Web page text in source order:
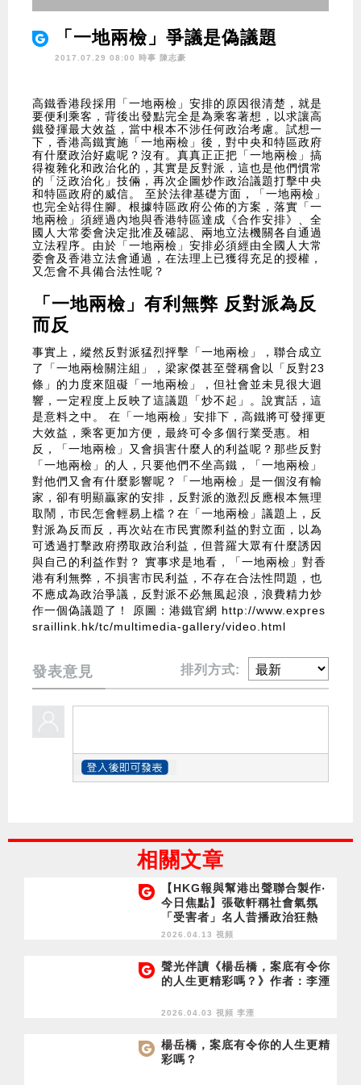
「一地兩檢」爭議是偽議題
2017.07.29 08:00 時事 陳志豪
高鐵香港段採用「一地兩檢」安排的原因很清楚，就是
要便利乘客，背後出發點完全是為乘客著想，以求讓高
鐵發揮最大效益，當中根本不涉任何政治考慮。試想一
下，香港高鐵實施「一地兩檢」後，對中央和特區政府
有什麼政治好處呢？沒有。真真正正把「一地兩檢」搞
得複雜化和政治化的，其實是反對派，這也是他們慣常
的「泛政治化」技倆，再次企圖炒作政治議題打擊中央
和特區政府的威信。 至於法律基礎方面，「一地兩檢」
也完全站得住腳。根據特區政府公佈的方案，落實「一
地兩檢」須經過內地與香港特區達成《合作安排》、全
國人大常委會決定批准及確認、兩地立法機關各自通過
立法程序。由於「一地兩檢」安排必須經由全國人大常
委會及香港立法會通過，在法理上已獲得充足的授權，
又怎會不具備合法性呢？
「一地兩檢」有利無弊 反對派為反
而反
事實上，縱然反對派猛烈抨擊「一地兩檢」，聯合成立
了「一地兩檢關注組」，梁家傑甚至聲稱會以「反對23
條」的力度來阻礙「一地兩檢」，但社會並未見很大迴
響，一定程度上反映了這議題「炒不起」。說實話，這
是意料之中。 在「一地兩檢」安排下，高鐵將可發揮更
大效益，乘客更加方便，最終可令多個行業受惠。相
反，「一地兩檢」又會損害什麼人的利益呢？那些反對
「一地兩檢」的人，只要他們不坐高鐵，「一地兩檢」
對他們又會有什麼影響呢？「一地兩檢」是一個沒有輸
家，卻有明顯贏家的安排，反對派的激烈反應根本無理
取鬧，市民怎會輕易上檔？在「一地兩檢」議題上，反
對派為反而反，再次站在市民實際利益的對立面，以為
可透過打擊政府撈取政治利益，但普羅大眾有什麼誘因
與自己的利益作對？ 實事求是地看，「一地兩檢」對香
港有利無弊，不損害市民利益，不存在合法性問題，也
不應成為政治爭議，反對派不必無風起浪，浪費精力炒
作一個偽議題了！ 原圖： 港鐵官網 http://www.expres
sraillink.hk/tc/multimedia-gallery/video.html
發表意見 排列方式:
相關文章
【HKG報與幫港出聲聯合製作‧
今日焦點】張敬軒稱社會氣氛
「受害者」名人昔播政治狂熱
動蕩對得起香港？
2026.04.13 視頻
聲光伴讀《楊岳橋，案底有令你
的人生更精彩嗎？》作者：李湮
2026.04.03 視頻 李湮
楊岳橋，案底有令你的人生更精
彩嗎？